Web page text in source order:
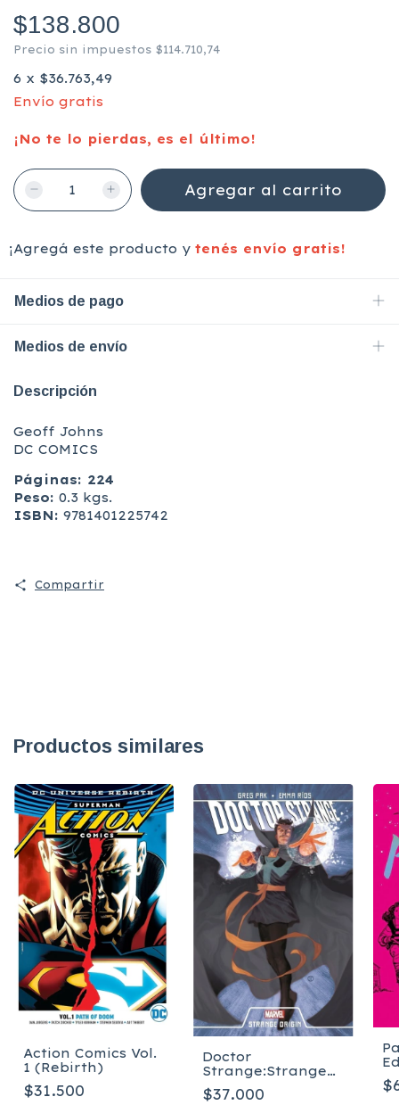
$138.800
Precio sin impuestos $114.710,74
6 x $36.763,49
Envío gratis
¡No te lo pierdas, es el último!
¡Agregá este producto y tenés envío gratis!
Medios de pago
Medios de envío
Descripción
Geoff Johns
DC COMICS
Páginas: 224
Peso: 0.3 kgs.
ISBN: 9781401225742
Compartir
Productos similares
Action Comics Vol.
1 (Rebirth)
$31.500
Doctor
Strange:Strange
Origi
$37.000